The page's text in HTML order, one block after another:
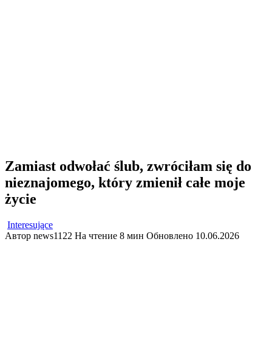
Zamiast odwołać ślub, zwróciłam się do
nieznajomego, który zmienił całe moje
życie
Interesujące
Автор news1122 На чтение 8 мин Обновлено 10.06.2026